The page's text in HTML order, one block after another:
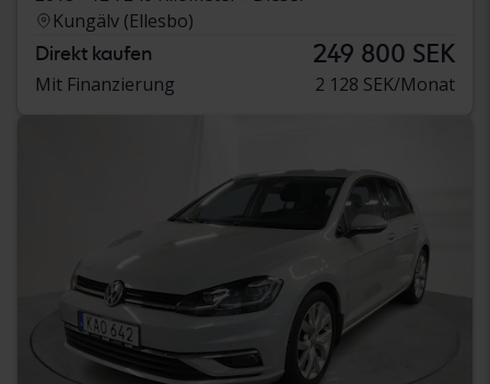
Kungälv (Ellesbo)
Direkt kaufen 249 800 SEK
Mit Finanzierung 2 128 SEK/Monat